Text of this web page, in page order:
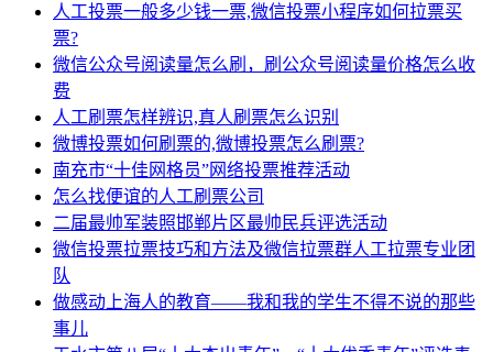
人工投票一般多少钱一票,微信投票小程序如何拉票买
票?
微信公众号阅读量怎么刷，刷公众号阅读量价格怎么收
费
人工刷票怎样辨识,真人刷票怎么识别
微博投票如何刷票的,微博投票怎么刷票?
南充市“十佳网格员”网络投票推荐活动
怎么找便谊的人工刷票公司
二届最帅军装照邯郸片区最帅民兵评选活动
微信投票拉票技巧和方法及微信拉票群人工拉票专业团
队
做感动上海人的教育——我和我的学生不得不说的那些
事儿